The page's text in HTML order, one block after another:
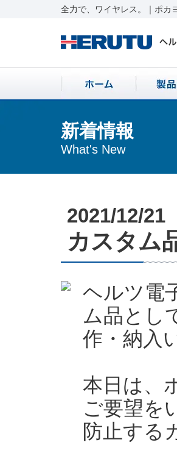
全力で、ワイヤレス。｜ポカ
新着情報
What's New
2021/12/21
カスタム
ヘルツ電
ム品とし
作・納入
本日は、
ご要望を
防止する